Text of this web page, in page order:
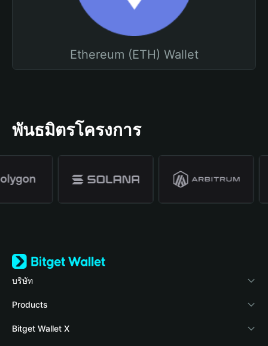
Ethereum (ETH) Wallet
พันธมิตรโครงการ
บริษัท
เกี่ยวกับ Bitget Wallet
Blog
Products
Crypto Card
Bitget Wallet X